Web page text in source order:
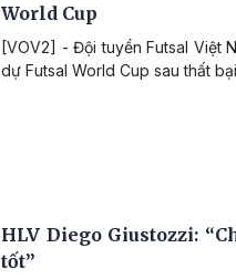
World Cup
[VOV2] - Đội tuyển Futsal Việt
dự Futsal World Cup sau thất
HLV Diego Giustozzi:
tốt”